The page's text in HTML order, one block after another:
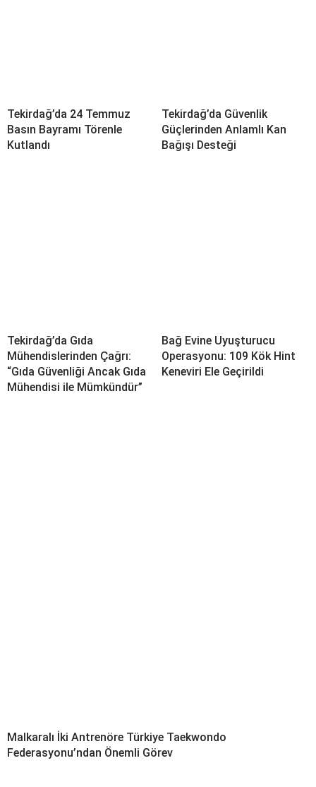
Tekirdağ’da 24 Temmuz
Basın Bayramı Törenle
Kutlandı
Tekirdağ’da Güvenlik
Güçlerinden Anlamlı Kan
Bağışı Desteği
Tekirdağ’da Gıda
Mühendislerinden Çağrı:
“Gıda Güvenliği Ancak Gıda
Mühendisi ile Mümkündür”
Bağ Evine Uyuşturucu
Operasyonu: 109 Kök Hint
Keneviri Ele Geçirildi
Malkaralı İki Antrenöre Türkiye Taekwondo
Federasyonu’ndan Önemli Görev